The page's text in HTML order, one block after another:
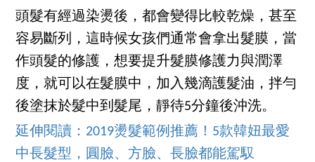
頭髮有經過染燙後，都會變得比較乾燥，甚至
容易斷列，這時候女孩們通常會拿出髮膜，當
作頭髮的修護，想要提升髮膜修護力與潤澤
度，就可以在髮膜中，加入幾滴護髮油，拌勻
後塗抹於髮中到髮尾，靜待5分鐘後沖洗。
延伸閱讀：2019燙髮範例推薦！5款韓妞最愛
中長髮型，圓臉、方臉、長臉都能駕馭